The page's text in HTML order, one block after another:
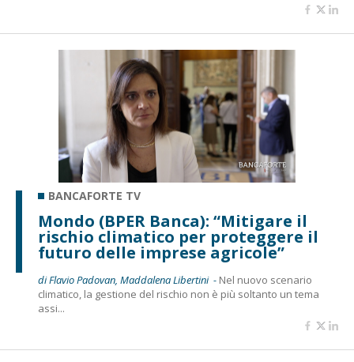
BANCAFORTE TV
Mondo (BPER Banca): “Mitigare il
rischio climatico per proteggere il
futuro delle imprese agricole”
di Flavio Padovan, Maddalena Libertini - Nel nuovo scenario
climatico, la gestione del rischio non è più soltanto un tema
assi...